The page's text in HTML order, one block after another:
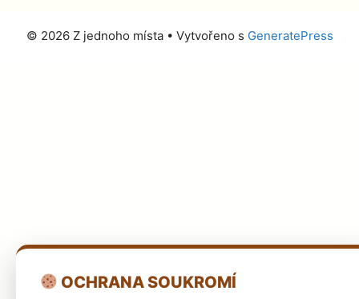
© 2026 Z jednoho místa• Vytvořeno s GeneratePress
OCHRANA SOUKROMÍ